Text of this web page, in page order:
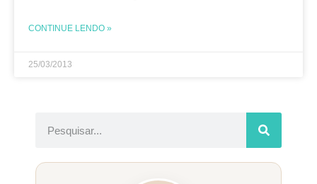
inclui
CONTINUE LENDO »
25/03/2013